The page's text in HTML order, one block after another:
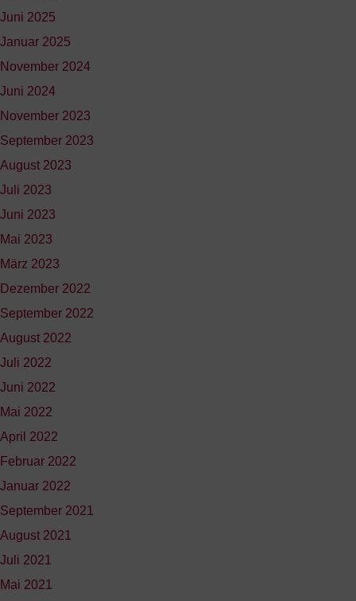
Juni 2025
Januar 2025
November 2024
Juni 2024
November 2023
September 2023
August 2023
Juli 2023
Juni 2023
Mai 2023
März 2023
Dezember 2022
September 2022
August 2022
Juli 2022
Juni 2022
Mai 2022
April 2022
Februar 2022
Januar 2022
September 2021
August 2021
Juli 2021
Mai 2021